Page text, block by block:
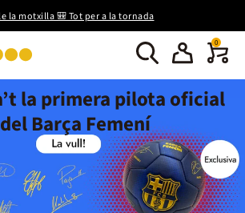
la motxilla 🎒 Tot per a la tornada
0
la primera pilota oficial
del Barça Femení